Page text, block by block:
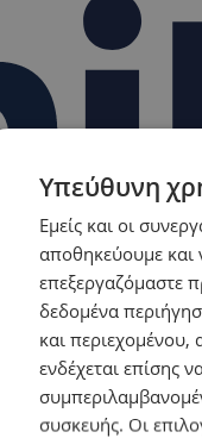
Υπεύθυνη
Εμείς και οι
αποθηκεύουμε
επεξεργαζόμαστε
δεδομένα
και
ενδέχεται επίσης
συσκευής. Οι